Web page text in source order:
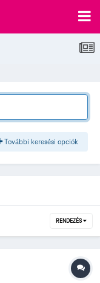
További keresési opciók
RENDEZÉS